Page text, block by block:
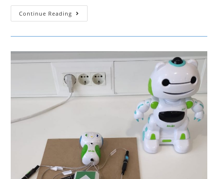
Continue Reading Mesa
De